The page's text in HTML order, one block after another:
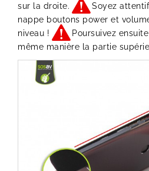
sur la droite.
Soyez
nappe boutons power et
niveau !
Poursuivez
même manière la partie